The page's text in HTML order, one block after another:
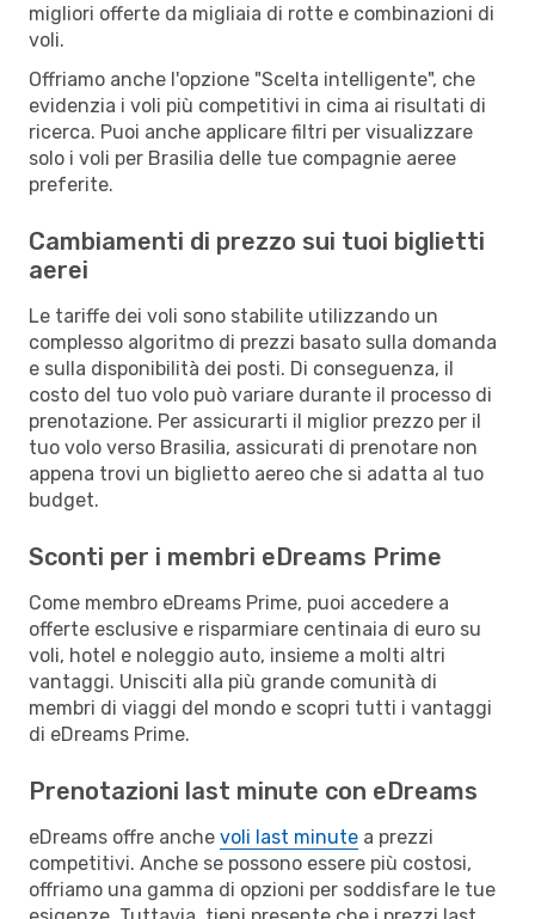
migliori offerte da migliaia di rotte e combinazioni di
voli.
Offriamo anche l'opzione "Scelta intelligente", che
evidenzia i voli più competitivi in cima ai risultati di
ricerca. Puoi anche applicare filtri per visualizzare
solo i voli per Brasilia delle tue compagnie aeree
preferite.
Cambiamenti di prezzo sui tuoi biglietti
aerei
Le tariffe dei voli sono stabilite utilizzando un
complesso algoritmo di prezzi basato sulla domanda
e sulla disponibilità dei posti. Di conseguenza, il
costo del tuo volo può variare durante il processo di
prenotazione. Per assicurarti il miglior prezzo per il
tuo volo verso Brasilia, assicurati di prenotare non
appena trovi un biglietto aereo che si adatta al tuo
budget.
Sconti per i membri eDreams Prime
Come membro eDreams Prime, puoi accedere a
offerte esclusive e risparmiare centinaia di euro su
voli, hotel e noleggio auto, insieme a molti altri
vantaggi. Unisciti alla più grande comunità di
membri di viaggi del mondo e scopri tutti i vantaggi
di eDreams Prime.
Prenotazioni last minute con eDreams
eDreams offre anche voli last minute a prezzi
competitivi. Anche se possono essere più costosi,
offriamo una gamma di opzioni per soddisfare le tue